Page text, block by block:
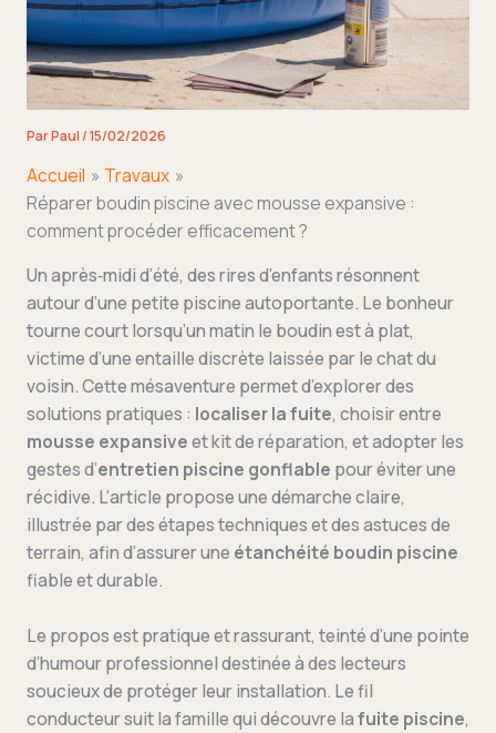
ParPaul/15/02/2026
Accueil
Travaux
Réparer boudin piscine avec mousse expansive :
comment procéder efficacement ?
Un après‑midi d’été, des rires d’enfants résonnent
autour d’une petite piscine autoportante. Le bonheur
tourne court lorsqu’un matin le boudin est à plat,
victime d’une entaille discrète laissée par le chat du
voisin. Cette mésaventure permet d’explorer des
solutions pratiques : localiser la fuite, choisir entre
mousse expansiveet kit de réparation, et adopter les
gestes d’entretien piscine gonflable pour éviter une
récidive. L’article propose une démarche claire,
illustrée par des étapes techniques et des astuces de
terrain, afin d’assurer une étanchéité boudin piscine
fiable et durable.
Le propos est pratique et rassurant, teinté d’une pointe
d’humour professionnel destinée à des lecteurs
soucieux de protéger leur installation. Le fil
conducteur suit la famille qui découvre lafuite piscine,